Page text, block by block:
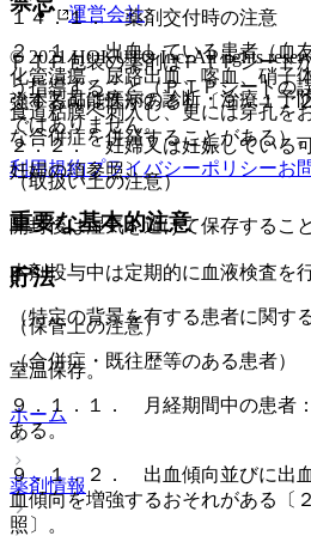
１４．１． 薬剤交付時の注意
ＰＴＰ包装の薬剤はＰＴＰシート
う指導すること（ＰＴＰシートの
食道粘膜へ刺入し、更には穿孔を
な合併症を併発することがある）
（取扱い上の注意）
開封後は湿気を避けて保存すること
貯法
（保管上の注意）
室温保存。
ホーム
薬剤情報
２．１． 出血している患者（血
化管潰瘍、尿路出血、喀血、硝子
強する可能性がある］〔９．１．
２．２． 妊婦又は妊娠している
妊婦の項参照〕。
重要な基本的注意
本剤投与中は定期的に血液検査を
（特定の背景を有する患者に関す
（合併症・既往歴等のある患者）
９．１．１． 月経期間中の患者
ある。
９．１．２． 出血傾向並びに出
血傾向を増強するおそれがある〔
照〕。
運営会社
© 2021 HOKUTO Inc. All rights
※本製品は疾病の診断・治療・予
ではありません。
利用規約プライバシーポリシーお